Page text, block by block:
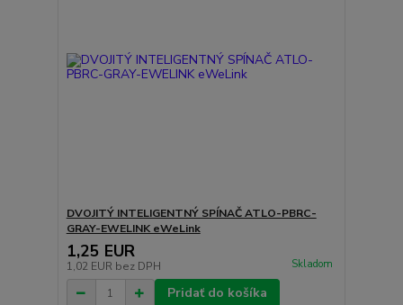
DVOJITÝ INTELIGENTNÝ SPÍNAČ ATLO-PBRC-
GRAY-EWELINK eWeLink
1,25 EUR
1,02 EUR bez DPH Skladom
Pridať do košíka